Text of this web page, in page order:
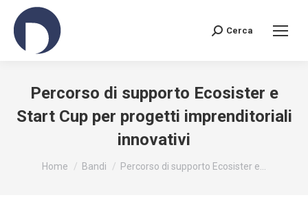
Search:
Cerca
Percorso di supporto Ecosister e
Start Cup per progetti imprenditoriali
innovativi
You are here:
Home Bandi Percorso di supporto Ecosister e…